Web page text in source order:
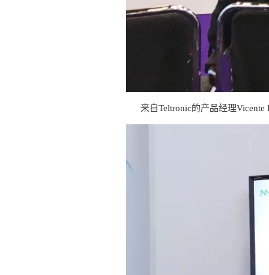
来自Teltronic的产品经理